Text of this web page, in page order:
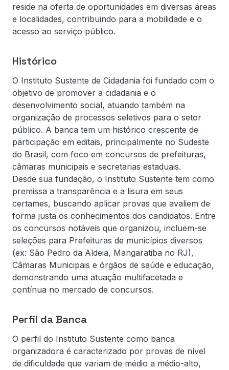
reside na oferta de oportunidades em diversas áreas
e localidades, contribuindo para a mobilidade e o
acesso ao serviço público.
Histórico
O Instituto Sustente de Cidadania foi fundado com o
objetivo de promover a cidadania e o
desenvolvimento social, atuando também na
organização de processos seletivos para o setor
público. A banca tem um histórico crescente de
participação em editais, principalmente no Sudeste
do Brasil, com foco em concursos de prefeituras,
câmaras municipais e secretarias estaduais.
Desde sua fundação, o Instituto Sustente tem como
premissa a transparência e a lisura em seus
certames, buscando aplicar provas que avaliem de
forma justa os conhecimentos dos candidatos. Entre
os concursos notáveis que organizou, incluem-se
seleções para Prefeituras de municípios diversos
(ex: São Pedro da Aldeia, Mangaratiba no RJ),
Câmaras Municipais e órgãos de saúde e educação,
demonstrando uma atuação multifacetada e
contínua no mercado de concursos.
Perfil da Banca
O perfil do Instituto Sustente como banca
organizadora é caracterizado por provas de nível
de dificuldade que variam de médio a médio-alto,